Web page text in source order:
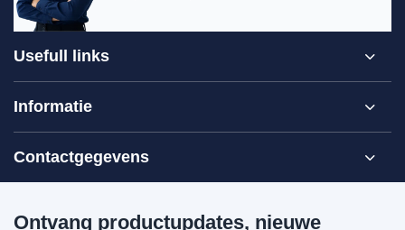
Usefull links
Informatie
Contactgegevens
Ontvang productupdates, nieuwe